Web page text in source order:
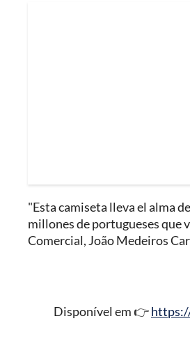
"Esta camiseta lleva el alma
millones de portugueses que
Comercial, João Medeiros
Disponível em 👉